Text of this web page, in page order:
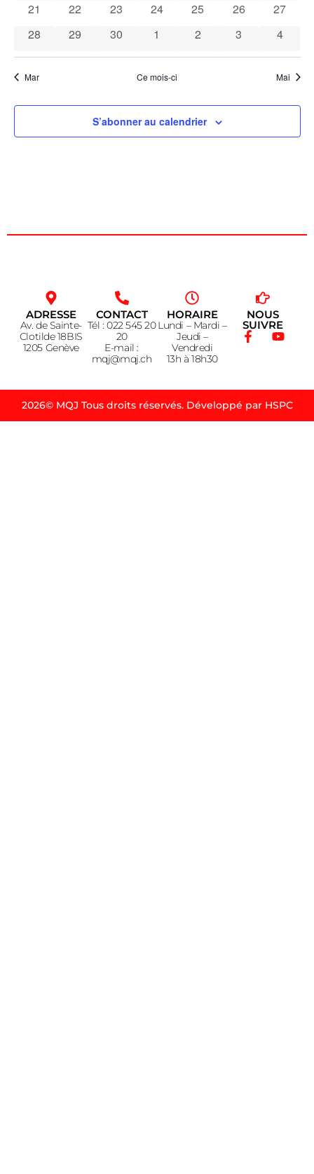
0 évènements
21 0 évènements
22 0 évènements
23 0 évènements
24 0 évènements
25 0 évènements
26 0
27
0 évènements
28 0 évènements
29 0 évènements
30 0 évènements
1 0 évènements
2 0 évènements
3 0
4
Mar Ce mois-ci Mai
S’abonner au calendrier
ADRESSE
Av. de Sainte-
Clotilde 18BIS
1205 Genève
CONTACT
Tél : 022 545 20
20
E-mail :
mqj@mqj.ch
HORAIRE
Lundi – Mardi –
Jeudi –
Vendredi
13h à 18h30
NOUS
SUIVRE
2026© MQJ Tous droits réservés. Développé par HSPC